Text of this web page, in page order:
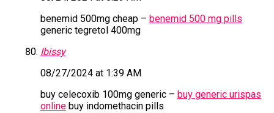
benemid 500mg cheap – benemid 500 mg pills
generic tegretol 400mg
Ibissy
08/27/2024 at 1:39 AM
buy celecoxib 100mg generic – buy generic urispas
onlinebuy indomethacin pills